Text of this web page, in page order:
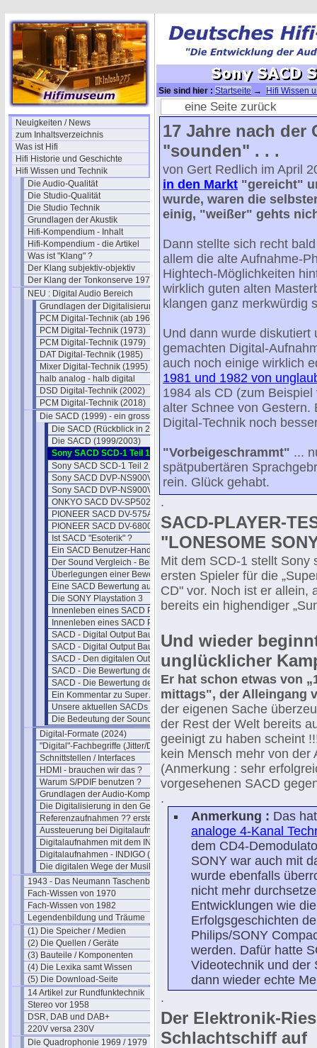
Neuigkeiten / News
zum Inhaltsverzeichnis
Was ist Hifi
Hifi Historie und Geschichte
Hifi Wissen und Technik
Die Audio-Qualität
Die Studio-Qualität
Die Studio Technik
Grundlagen der Akustik
Hifi-Kompendium - Inhalt
Hifi-Kompendium - die Artikel
Was ist "Klang" ?
Der Klang subjektiv-objektiv
Der Klang der Tonkonserve 1979
NEU : Digital Audio Bereich
Grundlagen der Digitalisierung
PCM Digital-Technik (ab 1967)
PCM Digital-Technik (1973)
PCM Digital-Technik (1979)
DAT Digital-Technik (1985)
Mixer Digital-Technik (1995)
halb analog - halb digital
DSD Digital-Technik (2002)
PCM Digital-Technik (2018)
Die SACD (1999) - ein grosser Flop?
Die SACD (Rückblick in 2022)
Die SACD (1999/2003)
Sony SACD SCD-1 Teil 1
Sony SACD SCD-1 Teil 2
Sony SACD DVP-NS900V
Sony SACD DVP-NS900V - 2
ONKYO SACD DV-SP502E
PIONEER SACD DV-575A
PIONEER SACD DV-6800
Ist SACD "Esoterik" ?
Ein SACD Benutzer-Handbuch 2004
Der Sound Vergleich - Beispiele
Überlegungen einer Beweisführung
Eine SACD Bewertung aus 2002
Die SONY Playstation 3
Innenleben eines SACD Players I
Innenleben eines SACD Players II
SACD - Digital Output Bausatz I
SACD - Digital Output Bausatz II
SACD - Den digitalen Output nutzen
SACD - Die Bewertung der Qualität
SACD - Die Bewertung der Booklets
Ein Kommentar zu Super Audio CD
Unsere aktuellen SACDs 2025
Die Bedeutung der Soundkarte
Digital-Formate (2024)
"Digital"-Fachbegriffe (Jitter/Dither)
Schnittstellen / Interfaces
HDMI - brauchen wir das ?
Warum S/PDIF benutzen ?
Grundlagen der Audio-Kompression
Die Digitalisierung in den Geräten
Referenzaufnahmen ?? erstellen
Aussteuerung bei Digitalaufnahmen
Digitalaufnahmen mit dem INDIGO
Digitalaufnahmen - INDIGO (2)
Die digitalen Wege der Musik
1943 - Das Neumann Taschenbuch
Fach-Wissen von 1970
Fach-Wissen von 1982
Legendenbildung und Träume
(1) Die Speicher / Medien
(2) Die Quellen / Geräte
(3) Bauteile / Komponenten
(4) Die Lexika samt Wissen
(5) Die Download-Seite
14 Artikel zur Rundfunktechnik
Stereo vor 1958
DSR, DAB und DAB+
220V versa 230V
Die Quadrophonie 1969 / 1979
Sie sind hier : Startseite →
Hifi Wissen
ein grosser Flop?→ Sony SACD SCD-1
eine Seite zurück
17 Jahre nach der
"sounden" . . .
von Gert Redlich im April
in den Markt "gereicht"
wurde, waren die
einig, "weißer" gehts
Dann stellte sich recht
allem die alte Aufnahme-
Hightech-Möglichkeiten
wirklich guten alten
klangen ganz merkwürdig
Und dann wurde diskutiert
gemachten Digital-
auch noch einige wirklich
1981 und 1982 von
1984 als CD (zum
alter Schnee von Gestern.
Digital-Technik noch
"Vorbeigeschrammt" ...
spätpubertären
rein. Glück gehabt.
.
SACD-PLAYER-
"LONESOME
Mit dem SCD-1 stellt Sony
ersten Spieler für die
CD" vor. Noch ist er allein,
bereits ein highendiger
Und wieder
unglücklicher
Er hat schon etwas von
mittags", der Alleingang
der eigenen Sache
der Rest der Welt bereits
geeinigt zu haben scheint
kein Mensch mehr von der
(Anmerkung : sehr
vorgesehenen SACD
.
Anmerkung : Das
analoge 4-Kanal
dem CD4-
SONY war auch mit
wurde ebenfalls
nicht mehr
Entwicklungen wie
Erfolgsgeschichten
Philips/SONY
werden. Dafür hatte
Videotechnik und der
dann wieder echte
.
Der Elektronik-
Schlachtschiff auf